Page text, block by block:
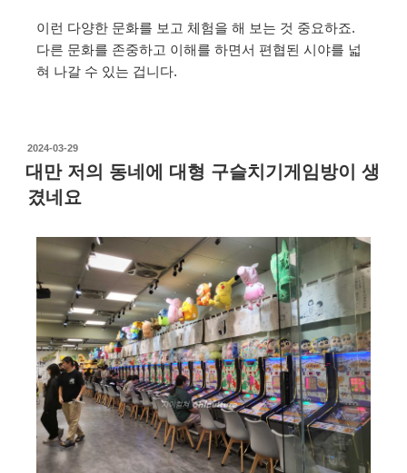
이런 다양한 문화를 보고 체험을 해 보는 것 중요하죠.
다른 문화를 존중하고 이해를 하면서 편협된 시야를 넓
혀 나갈 수 있는 겁니다.
2024-03-29
대만 저의 동네에 대형 구슬치기게임방이 생
겼네요